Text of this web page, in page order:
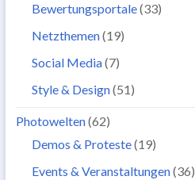
Bewertungsportale(33)
Netzthemen(19)
Social Media(7)
Style & Design(51)
Photowelten(62)
Demos & Proteste(19)
Events & Veranstaltungen(36)